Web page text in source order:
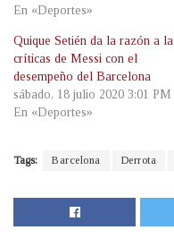
En «Deportes»
Quique Setién da la razón a la
críticas de Messi con el
desempeño del Barcelona
sábado, 18 julio 2020 3:01 PM
En «Deportes»
Tags: Barcelona Derrota